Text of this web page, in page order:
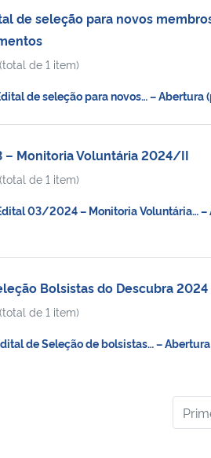
de seleção para novos
de 1 item)
de seleção para novos… – Abertura
Monitoria Voluntária 2024/II
de 1 item)
03/2024 – Monitoria Voluntária… –
Bolsistas do Descubra 2024
de 1 item)
de Seleção de bolsistas… –